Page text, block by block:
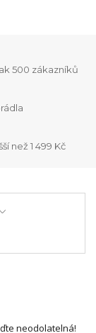
500 zákazníků
než 1 499 Kč
neodolatelná!